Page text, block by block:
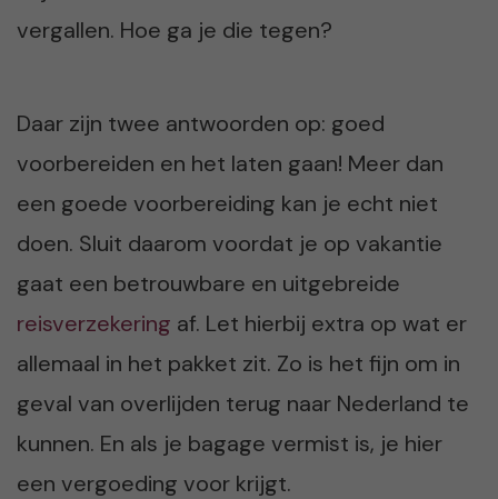
vergallen. Hoe ga je die tegen?
Daar zijn twee antwoorden op: goed
voorbereiden en het laten gaan! Meer dan
een goede voorbereiding kan je echt niet
doen. Sluit daarom voordat je op vakantie
gaat een betrouwbare en uitgebreide
reisverzekering af. Let hierbij extra op wat er
allemaal in het pakket zit. Zo is het fijn om in
geval van overlijden terug naar Nederland te
kunnen. En als je bagage vermist is, je hier
een vergoeding voor krijgt.